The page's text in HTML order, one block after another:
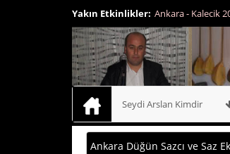
Yakın Etkinlikler:Ankara - Kalecik 2017-6-23 -
Seydi Arslan Kimdir
Ankara Düğün Sazcı ve Saz